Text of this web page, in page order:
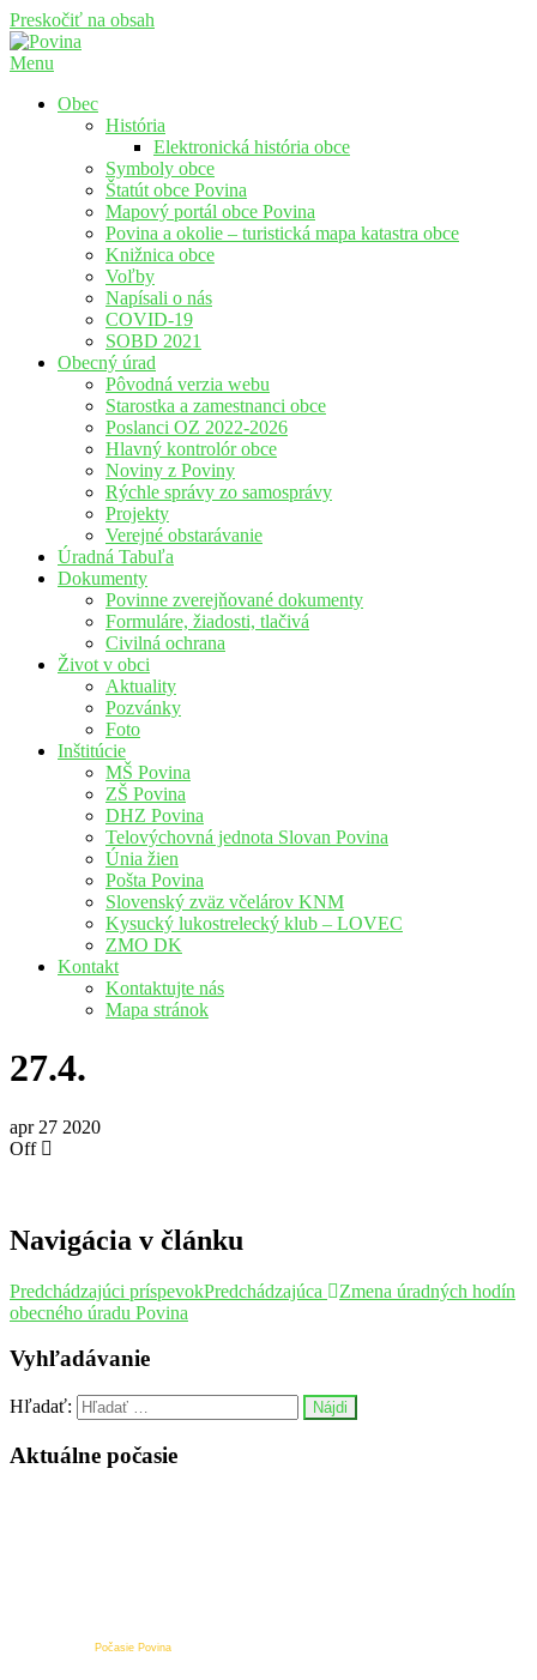
Preskočiť na obsah
Menu
Obec
História
Elektronická história obce
Symboly obce
Štatút obce Povina
Mapový portál obce Povina
Povina a okolie – turistická mapa katastra obce
Knižnica obce
Voľby
Napísali o nás
COVID-19
SOBD 2021
Obecný úrad
Pôvodná verzia webu
Starostka a zamestnanci obce
Poslanci OZ 2022-2026
Hlavný kontrolór obce
Noviny z Poviny
Rýchle správy zo samosprávy
Projekty
Verejné obstarávanie
Úradná Tabuľa
Dokumenty
Povinne zverejňované dokumenty
Formuláre, žiadosti, tlačivá
Civilná ochrana
Život v obci
Aktuality
Pozvánky
Foto
Inštitúcie
MŠ Povina
ZŠ Povina
DHZ Povina
Telovýchovná jednota Slovan Povina
Únia žien
Pošta Povina
Slovenský zväz včelárov KNM
Kysucký lukostrelecký klub – LOVEC
ZMO DK
Kontakt
Kontaktujte nás
Mapa stránok
27.4.
apr 27 2020
Off
Navigácia v článku
Predchádzajúci príspevokPredchádzajúca
Zmena úradných hodín
obecného úradu Povina
Vyhľadávanie
Hľadať:
Aktuálne počasie
Počasie Povina